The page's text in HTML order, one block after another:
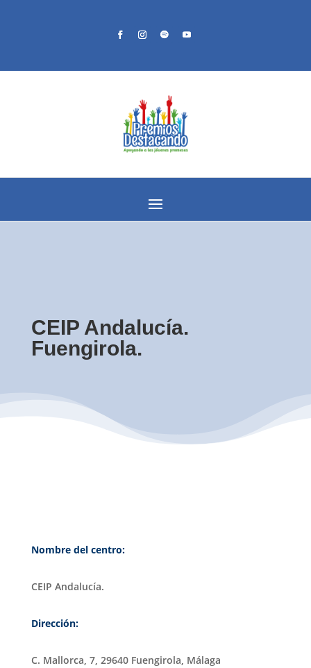
CEIP Andalucía.
Fuengirola.
Nombre del centro:
CEIP Andalucía.
Dirección:
C. Mallorca, 7, 29640 Fuengirola, Málaga